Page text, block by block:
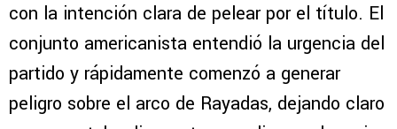
con la intención clara de pelear por el título. El
conjunto americanista entendió la urgencia del
partido y rápidamente comenzó a generar
peligro sobre el arco de Rayadas, dejando claro